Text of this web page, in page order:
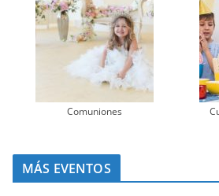
Comuniones
MÁS EVENTOS